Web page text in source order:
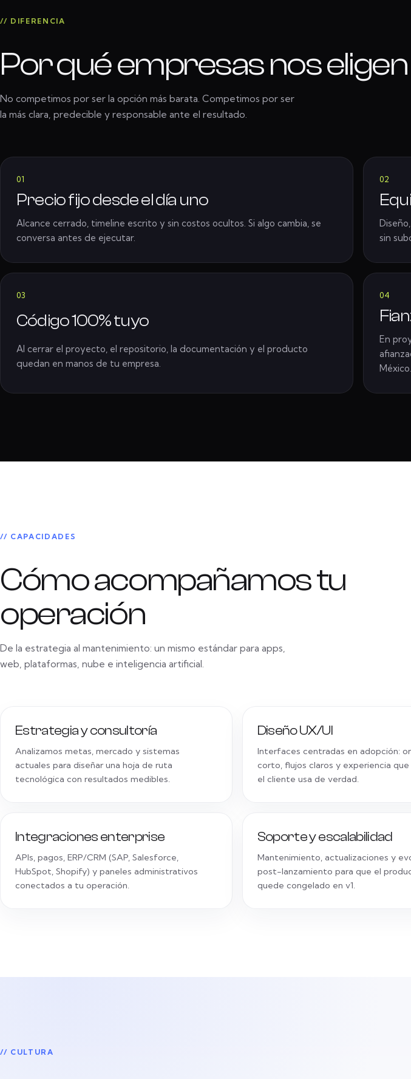
// DIFERENCIA
Por qué empresas nos eligen
No competimos por ser la opción más barata. Competimos por ser
la más clara, predecible y responsable ante el resultado.
01
Precio fijo desde el día uno
Alcance cerrado, timeline escrito y sin costos ocultos. Si algo cambia, se
conversa antes de ejecutar.
02
sin
03
Código 100% tuyo
Al cerrar el proyecto, el repositorio, la documentación y el producto
quedan en manos de tu empresa.
04
En
México.
// CAPACIDADES
Cómo acompañamos tu
operación
De la estrategia al mantenimiento: un mismo estándar para apps,
web, plataformas, nube e inteligencia artificial.
Estrategia y consultoría
Analizamos metas, mercado y sistemas
actuales para diseñar una hoja de ruta
tecnológica con resultados medibles.
Diseño UX/UI
Interfaces centradas en adopción:
corto, flujos claros y experiencia
el cliente usa de verdad.
Integraciones enterprise
APIs, pagos, ERP/CRM (SAP, Salesforce,
HubSpot, Shopify) y paneles administrativos
conectados a tu operación.
Soporte y escalabilidad
Mantenimiento, actualizaciones y
post-lanzamiento para que el
quede congelado en v1.
// CULTURA